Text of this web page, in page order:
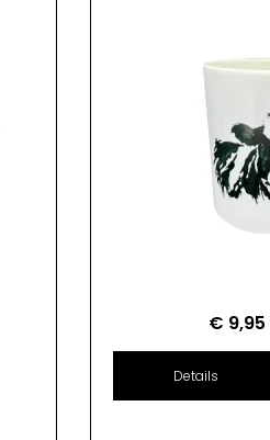
€ 9,95
Details